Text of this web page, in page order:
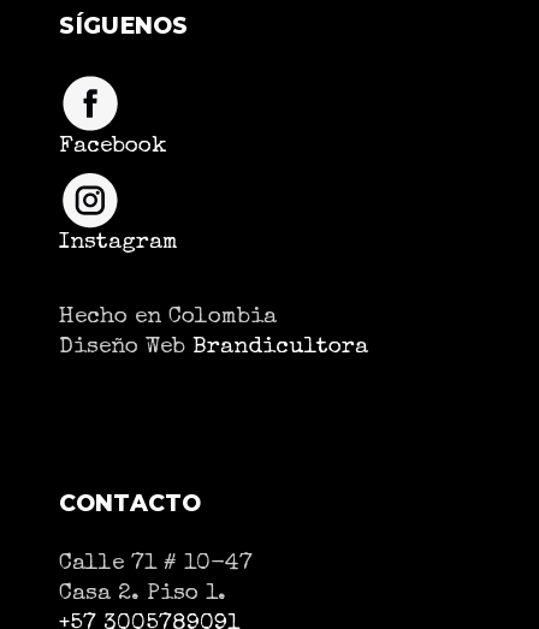
SÍGUENOS
Facebook
Instagram
Hecho en Colombia
Diseño Web Brandicultora
CONTACTO
Calle 71 # 10-47
Casa 2. Piso 1.
+57 3005789091